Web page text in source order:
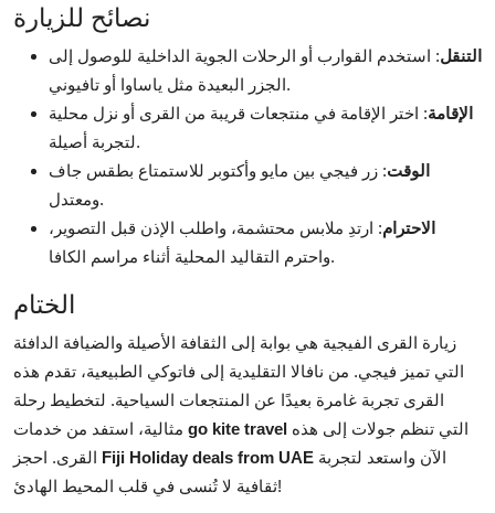
نصائح للزيارة
التنقل: استخدم القوارب أو الرحلات الجوية الداخلية للوصول إلى
الجزر البعيدة مثل ياساوا أو تافيوني.
الإقامة: اختر الإقامة في منتجعات قريبة من القرى أو نزل محلية
لتجربة أصيلة.
الوقت: زر فيجي بين مايو وأكتوبر للاستمتاع بطقس جاف
ومعتدل.
الاحترام: ارتدِ ملابس محتشمة، واطلب الإذن قبل التصوير،
واحترم التقاليد المحلية أثناء مراسم الكافا.
الختام
زيارة القرى الفيجية هي بوابة إلى الثقافة الأصيلة والضيافة الدافئة
التي تميز فيجي. من نافالا التقليدية إلى فاتوكي الطبيعية، تقدم هذه
القرى تجربة غامرة بعيدًا عن المنتجعات السياحية. لتخطيط رحلة
go kite travel
Fiji Holiday deals from UAE
ثقافية لا تُنسى في قلب المحيط الهادئ!